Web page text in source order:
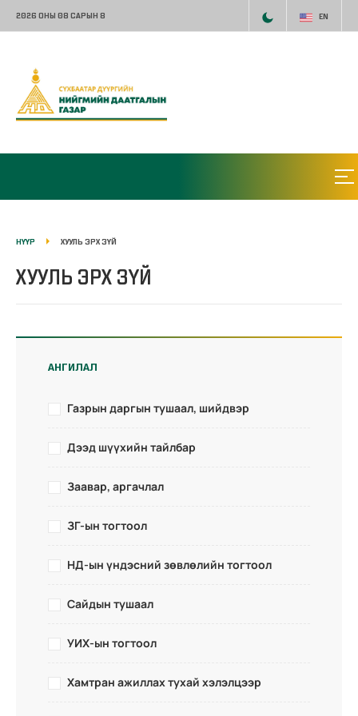
2026 ОНЫ 08 САРЫН 8 EN
НҮҮР ХУУЛЬ ЭРХ ЗҮЙ
ХУУЛЬ ЭРХ ЗҮЙ
АНГИЛАЛ
Газрын даргын тушаал, шийдвэр
Дээд шүүхийн тайлбар
Заавар, аргачлал
ЗГ-ын тогтоол
НД-ын үндэсний зөвлөлийн тогтоол
Сайдын тушаал
УИХ-ын тогтоол
Хамтран ажиллах тухай хэлэлцээр